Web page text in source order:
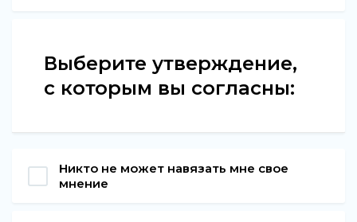
Выберите утверждение,
с которым вы согласны:
Никто не может навязать мне свое
мнение